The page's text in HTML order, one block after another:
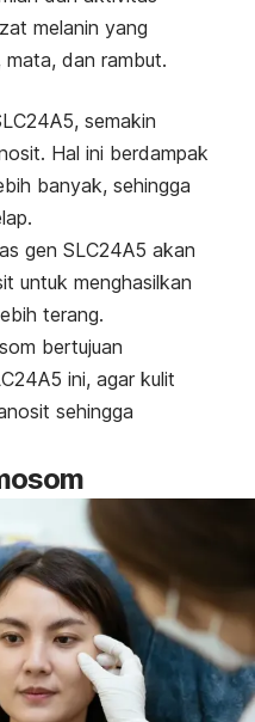
melanin yang
dan rambut.
semakin
Hal ini berdampak
banyak, sehingga
gen SLC24A5 akan
untuk menghasilkan
terang.
bertujuan
ini, agar kulit
sehingga